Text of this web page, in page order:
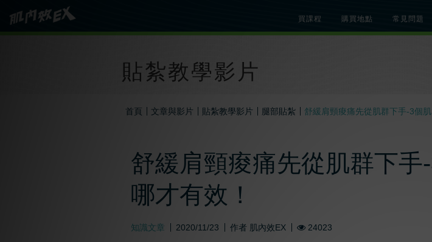
買課程 購買地點 常見問題
貼紮教學影片
首頁 文章與影片 貼紮教學影片 腿部貼紮 舒緩肩頸痠痛先從肌群下手-3個
舒緩肩頸痠痛先從肌群下
哪才有效！
知識文章 2020/11/23 作者 肌內效EX 24023